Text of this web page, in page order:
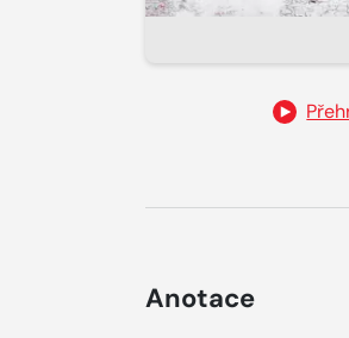
Anotace